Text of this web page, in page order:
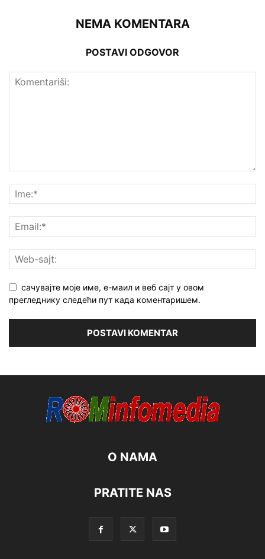
NEMA KOMENTARA
POSTAVI ODGOVOR
сачувајте моје име, е-маил и веб сајт у овом
прегледнику следећи пут када коментаришем.
O NAMA
PRATITE NAS